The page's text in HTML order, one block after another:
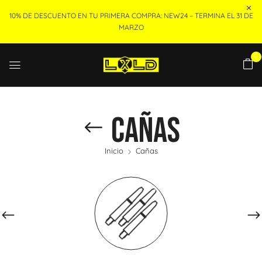
10% DE DESCUENTO EN TU PRIMERA COMPRA: NEW24 – TERMINA EL 31 DE
MARZO
0
Cañas
Inicio Cañas